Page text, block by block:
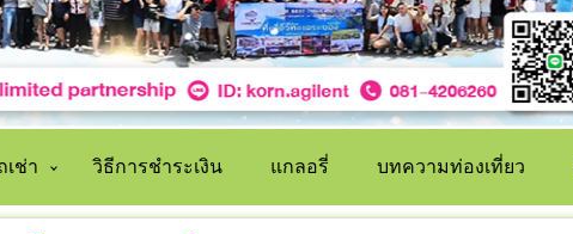
เช่า วิธีการชำระเงิน แกลอรี่ บทความท่องเที่ยว